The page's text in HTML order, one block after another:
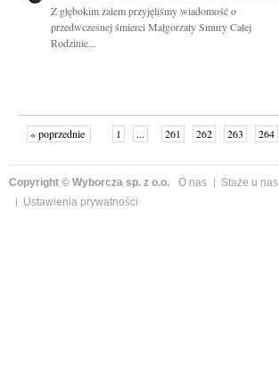
Z głębokim żalem przyjęliśmy wiadomość o
przedwczesnej śmierci Małgorzaty Smury Całej
Rodzinie...
« poprzednie 1 ... 261 262 263 264
Copyright © Wyborcza sp. z o.o. O nas Staże u nas
Ustawienia prywatności